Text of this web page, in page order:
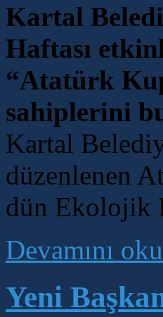
Kartal
Haftası
“Atatürk
sahiplerini
Kartal
düzenlenen
dün Ekolojik
Devamını
Yeni